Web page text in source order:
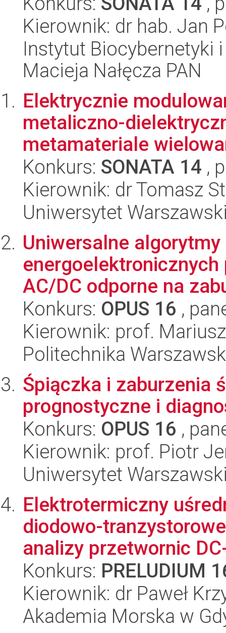
Kierownik: dr hab. Jan
Instytut Biocybernetyki
Macieja Nałęcza PAN
Elektrycznie
metaliczno-
metamateriale
Konkurs: SONATA 14 ,
Kierownik: dr Tomasz
Uniwersytet
Uniwersalne
AC/DC odporne na
Konkurs: OPUS 16 ,
Kierownik: prof.
Politechnika
Śpiączka i zaburzenia
prognostyczne i
Konkurs: OPUS 16 ,
Kierownik: prof. Piotr
Uniwersytet
Elektrotermiczny
diodowo-
analizy przetwornic
Konkurs: PRELUDIUM
Kierownik: dr Paweł
Akademia Morska w